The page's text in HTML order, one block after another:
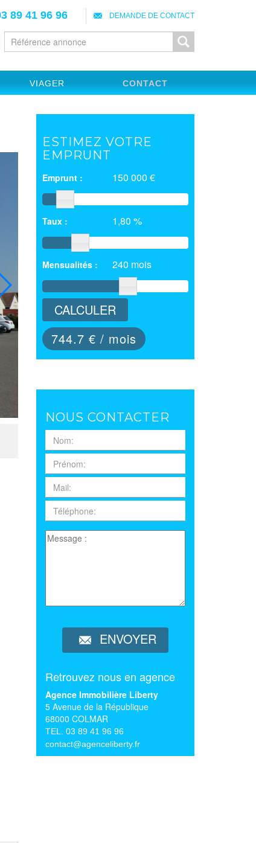
89 41 96 96 DEMANDE DE CONTACT
VIAGER
CONTACT
ESTIMEZ VOTRE
EMPRUNT
Emprunt : 150 000 €
Taux : 1,80 %
Mensualités : 240 mois
CALCULER
744.7 € / mois
NOUS CONTACTER
ENVOYER
Retrouvez nous en agence
Agence Immobilière Liberty
5 Avenue de la République
68000 COLMAR
TEL. 03 89 41 96 96
contact@agenceliberty.fr